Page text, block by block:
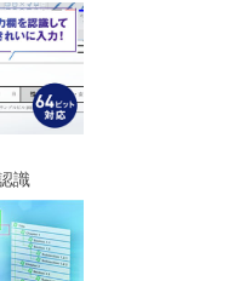
識